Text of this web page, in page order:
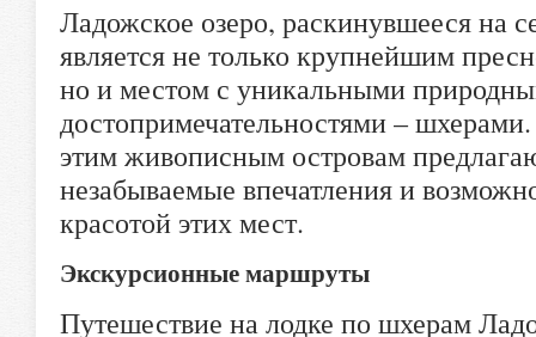
Ладожское озеро, раскинувшееся на
является не только крупнейшим
но и местом с уникальными
достопримечательностями –
этим живописным островам
незабываемые впечатления и
красотой этих мест.
Экскурсионные маршруты
Путешествие на лодке по шхерам